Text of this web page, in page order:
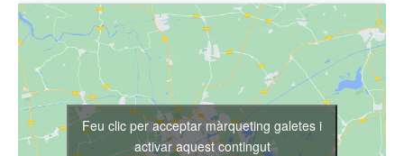
Feu clic per acceptar màrqueting galetes i
activar aquest contingut